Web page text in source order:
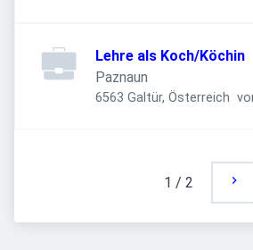
Lehre als Koch/Köchin
Paznaun
6563 Galtür, Österreich
1 / 2